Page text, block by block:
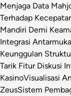
Menjaga Data
Terhadap
Mandiri Demi
Integrasi
Keunggulan
Tarik Fitur Diskusi
KasinoVisualisasi
ZeusSistem